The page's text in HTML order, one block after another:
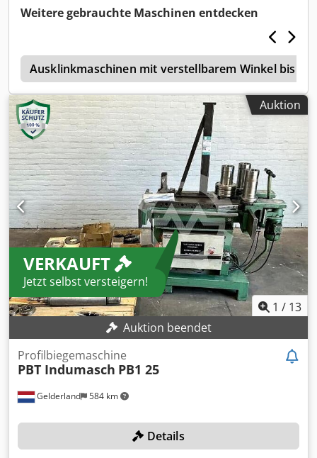
Weitere gebrauchte Maschinen entdecken
Ausklinkmaschinen mit verstellbarem Winkel bis
Auktion
VERKAUFT
Jetzt selbst versteigern!
1 / 13
Auktion beendet
Gelderland 584 km
Profilbiegemaschine
PBT Indumasch PB1 25
Details